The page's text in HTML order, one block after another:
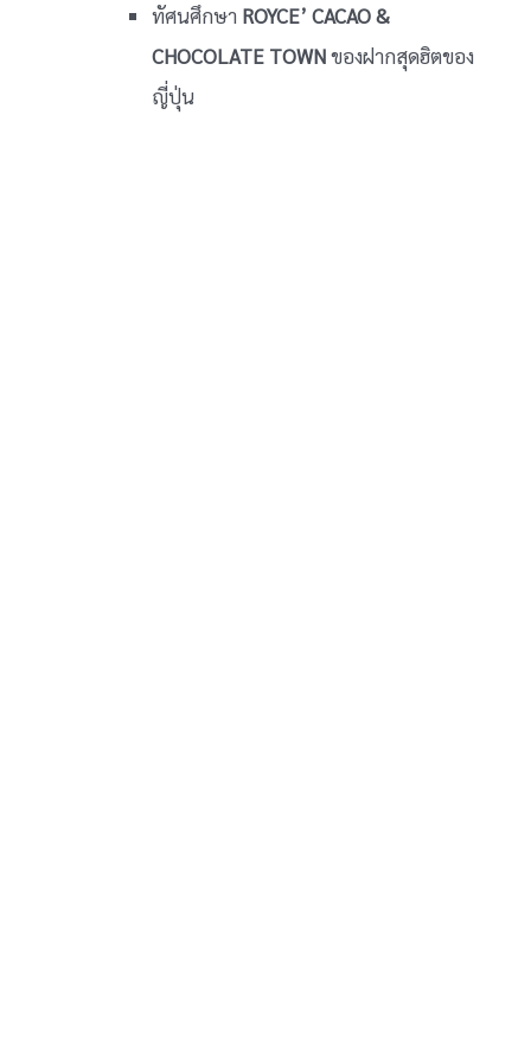
ทัศนศึกษา ROYCE’ CACAO &
CHOCOLATE TOWNของฝากสุดฮิตของ
ญี่ปุ่น